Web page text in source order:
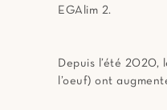
EGAlim 2.
Depuis l’été 2020,
l’oeuf) ont